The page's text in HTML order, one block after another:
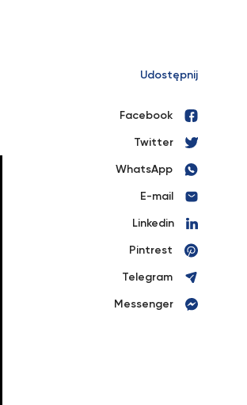
Udostępnij
Facebook
Twitter
WhatsApp
E-mail
Linkedin
Pintrest
Telegram
Messenger